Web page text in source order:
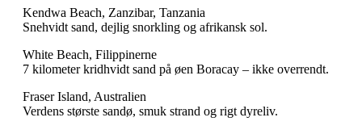
Kendwa Beach, Zanzibar, Tanzania
Snehvidt sand, dejlig snorkling og afrikansk sol.
White Beach, Filippinerne
7 kilometer kridhvidt sand på øen Boracay – ikke overrendt.
Fraser Island, Australien
Verdens største sandø, smuk strand og rigt dyreliv.